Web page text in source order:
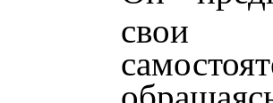
свои